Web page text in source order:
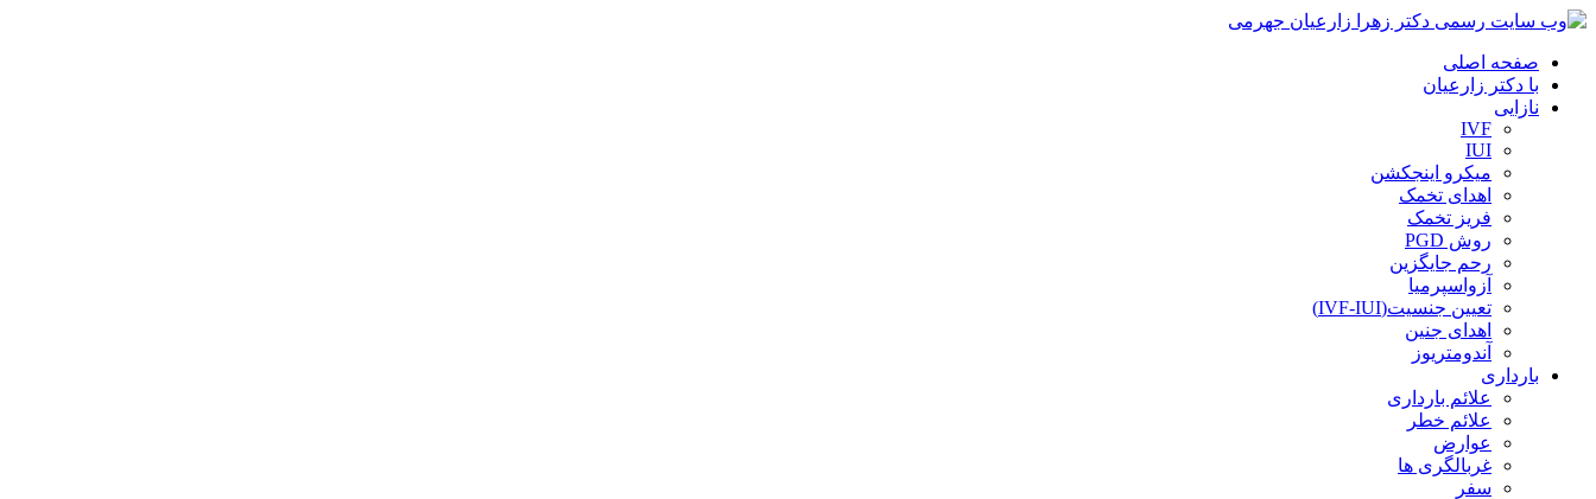
صفحه اصلی
با دکتر زارعیان
نازایی
IVF
IUI
میکرو اینجکشن
اهدای تخمک
فریز تخمک
روش PGD
رحم جایگزین
آزواسپرمیا
تعیین جنسیت(IVF-IUI)
اهدای جنین
آندومتریوز
بارداری
علائم بارداری
علائم خطر
عوارض
غربالگری ها
سفر